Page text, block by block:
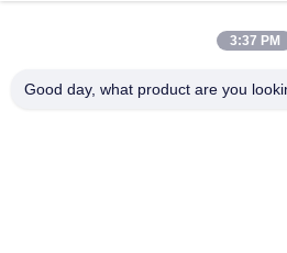
Chine Bonne qualité Système
droits
3:37 PM
Good day, what product are you